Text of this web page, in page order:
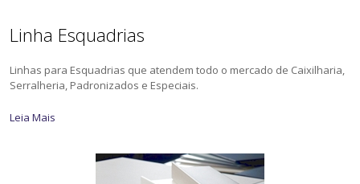
Linha Esquadrias
Linhas para Esquadrias que atendem todo o mercado de Caixilharia,
Serralheria, Padronizados e Especiais.
Leia Mais